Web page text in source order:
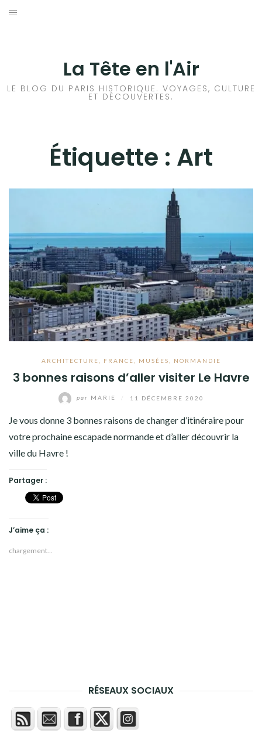
Aller
La Tête en l'Air
LE BLOG DU PARIS HISTORIQUE. VOYAGES, CULTURE
ET DÉCOUVERTES.
Étiquette : Art
ARCHITECTURE FRANCE MUSÉES NORMANDIE
3 bonnes raisons d’aller visiter Le Havre
par MARIE 11 DÉCEMBRE 2020
Je vous donne 3 bonnes raisons de changer d’itinéraire pour
votre prochaine escapade normande et d’aller découvrir la
ville du Havre !
Partager :
J’aime ça :
chargement…
RÉSEAUX SOCIAUX
HISTOIRES EN ILE DE FRANCE
VOYAGES À L’ÉTRANGER